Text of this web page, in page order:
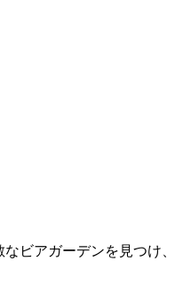
ビアガーデンを見つけ、